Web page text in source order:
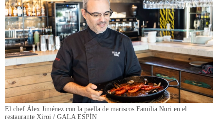
El chef Álex Jiménez con la paella de mariscos Familia Nuri en el
restaurante Xiroi / GALA ESPÍN